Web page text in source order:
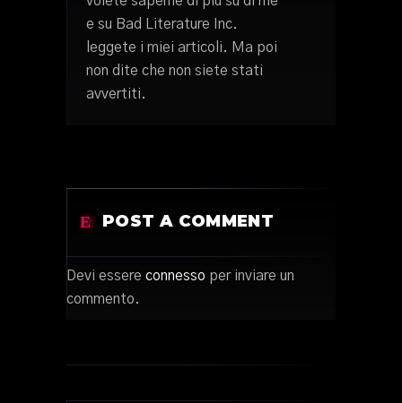
e su Bad Literature Inc.
leggete i miei articoli. Ma poi
non dite che non siete stati
avvertiti.
POST A COMMENT
Devi essere connesso per inviare un
commento.